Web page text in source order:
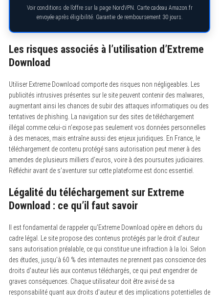
Voir conditions de l’offre sur la page NordVPN. Carte cadeau Amazon.fr
envoyée après éligibilité. Garantie de remboursement 30 jours.
Les risques associés à l’utilisation d’Extreme
Download
Utiliser Extreme Download comporte des risques non négligeables. Les
publicités intrusives présentes sur le site peuvent contenir des malwares,
augmentant ainsi les chances de subir des attaques informatiques ou des
tentatives de phishing. La navigation sur des sites de téléchargement
illégal comme celui-ci n’expose pas seulement vos données personnelles
à des menaces, mais entraîne aussi des enjeux juridiques. En France, le
téléchargement de contenu protégé sans autorisation peut mener à des
amendes de plusieurs milliers d’euros, voire à des poursuites judiciaires.
Réfléchir avant de s’aventurer sur cette plateforme est donc essentiel.
Légalité du téléchargement sur Extreme
Download : ce qu’il faut savoir
Il est fondamental de rappeler qu’Extreme Download opère en dehors du
cadre légal. Le site propose des contenus protégés par le droit d’auteur
sans autorisation préalable, ce qui constitue une infraction à la loi. Selon
des études, jusqu’à 60 % des internautes ne prennent pas conscience des
droits d’auteur liés aux contenus téléchargés, ce qui peut engendrer de
graves conséquences. Chaque utilisateur doit être avisé de sa
responsabilité quant aux droits d’auteur et des implications potentielles de